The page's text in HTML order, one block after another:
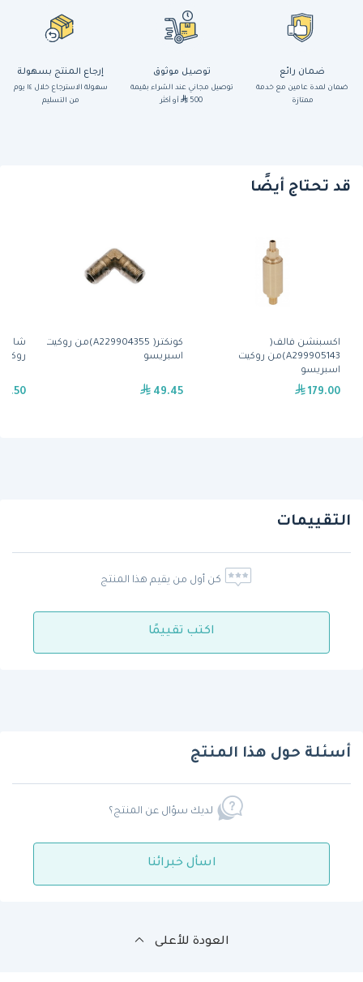
ضمان رائع
ضمان لمدة عامين مع خدمة
ممتازة
توصيل موثوق
توصيل مجاني عند الشراء بقيمة
500
أو أكثر
إرجاع المنتج بسهولة
سهولة الاسترجاع خلال ١٤ يوم
من التسليم
قد تحتاج أيضًا
اكسبنشن فالف(
A299905143)من روكيت
اسبريسو
179.00
كونكتر( A229904355)من روكيت
اسبريسو
49.45
11.50
التقييمات
كن أول من يقيم هذا المنتج
اكتب تقييمًا
أسئلة حول هذا المنتج
لديك سؤال عن المنتج؟
اسأل خبرائنا
العودة للأعلى